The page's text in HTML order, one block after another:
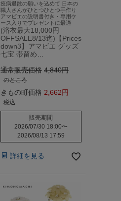
疫病退散の願いを込めて 日本の
職人さんがひとつひとつ手作り
アマビエの説明書付き・専用ケ
ース入りでプレゼントに最適
(浴衣最大18,000円
OFFSALE8/13迄)【Prices
down3】アマビエ グッズ
七宝 帯留め…
通常販売価格 4,840
のところ
きもの町価格 2,662
税込
販売期間
2026/07/30 18:00〜
2026/08/13 17:59
詳細を見る